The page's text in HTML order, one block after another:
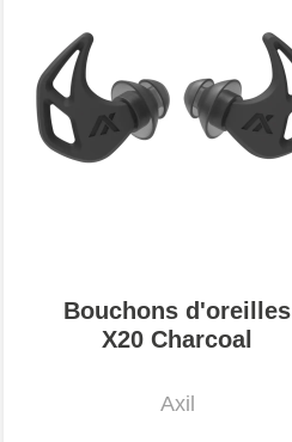
Bouchons d'oreilles
X20 Charcoal
Axil